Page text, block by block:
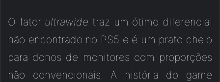
O fator ultrawide traz um ótimo diferencial
não encontrado no PS5 e é um prato cheio
para donos de monitores com proporções
não convencionais. A história do game